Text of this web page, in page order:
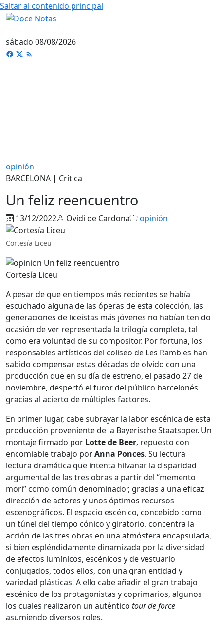
Saltar al contenido principal
sábado 08/08/2026
opinión
BARCELONA | Crítica
Un feliz reencuentro
13/12/2022 Ovidi de Cardona opinión
Cortesía Liceu
Cortesía Liceu
A pesar de que en tiempos más recientes se había
escuchado alguna de las óperas de esta colección, las
generaciones de liceístas más jóvenes no habían tenido
ocasión de ver representada la trilogía completa, tal
como era voluntad de su compositor. Por fortuna, los
responsables artísticos del coliseo de Les Rambles han
sabido compensar estas décadas de olvido con una
producción que en su día de estreno, el pasado 27 de
noviembre, despertó el furor del público barcelonés
gracias al acierto de múltiples factores.
En primer lugar, cabe subrayar la labor escénica de esta
producción proveniente de la Bayerische Staatsoper. Un
montaje firmado por Lotte de Beer, repuesto con
encomiable trabajo porAnna Ponces. Su lectura
lectura dramática que intenta hilvanar la disparidad
argumental de las tres obras a partir del “memento
mori” como común denominador, gracias a una eficaz
dirección de actores y unos óptimos recursos
escenográficos. El espacio escénico, concebido como
un túnel del tiempo cónico y giratorio, concentra la
acción de las tres obras en una atmósfera encapsulada,
si bien espléndidamente dinamizada por la diversidad
de efectos lumínicos, escénicos y de vestuario
conjugados, todos ellos, con una gran entidad y
variedad plásticas. A ello cabe añadir el gran trabajo
escénico de los protagonistas y coprimarios, algunos
los cuales realizaron un auténtico tour de force
asumiendo diversos roles.